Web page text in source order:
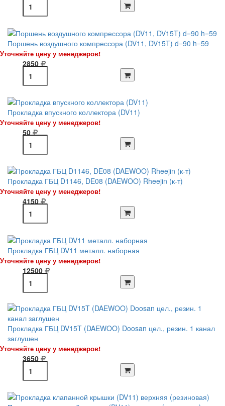
Поршень воздушного компрессора (DV11, DV15T) d=90 h=59
Уточняйте цену у менеджеров!
2850
Прокладка впускного коллектора (DV11)
Уточняйте цену у менеджеров!
50
Прокладка ГБЦ D1146, DE08 (DAEWOO) Rheejin (к-т)
Уточняйте цену у менеджеров!
4150
Прокладка ГБЦ DV11 металл. наборная
Уточняйте цену у менеджеров!
12500
Прокладка ГБЦ DV15T (DAEWOO) Doosan цел., резин. 1 канал
заглушен
Уточняйте цену у менеджеров!
3650